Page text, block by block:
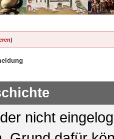
)
nicht